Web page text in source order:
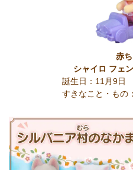
赤
シャイロ フェ
誕生日：11月9日
すきなこと・もの